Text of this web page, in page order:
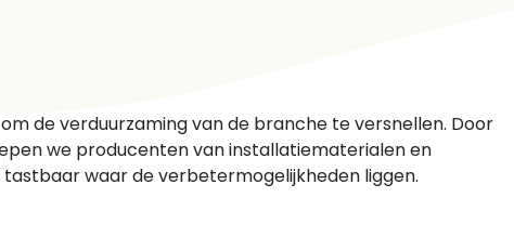
de verduurzaming van de branche te versnellen. Door
we producenten van installatiematerialen en
waar de verbetermogelijkheden liggen.